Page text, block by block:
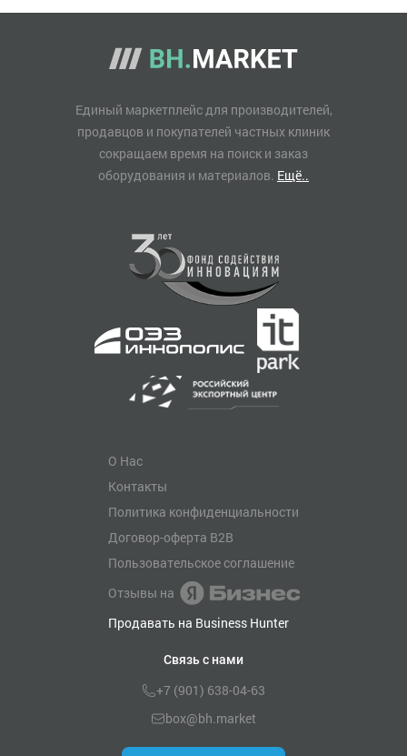
Единый маркетплейс для производителей,
продавцов и покупателей частных клиник
сокращаем время на поиск и заказ
оборудования и материалов. Ещё..
О Нас
Контакты
Политика конфиденциальности
Договор-оферта B2B
Пользовательское соглашение
Отзывы на
Продавать на Business Hunter
Связь с нами
+7 (901) 638-04-63
box@bh.market